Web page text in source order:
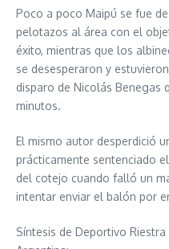
Poco a poco Maipú se fue
pelotazos al área con el
éxito, mientras que los
se desesperaron y
disparo de Nicolás Benegas
minutos.
El mismo autor desperdició
prácticamente sentenciado
del cotejo cuando falló un
intentar enviar el balón por
Síntesis de Deportivo